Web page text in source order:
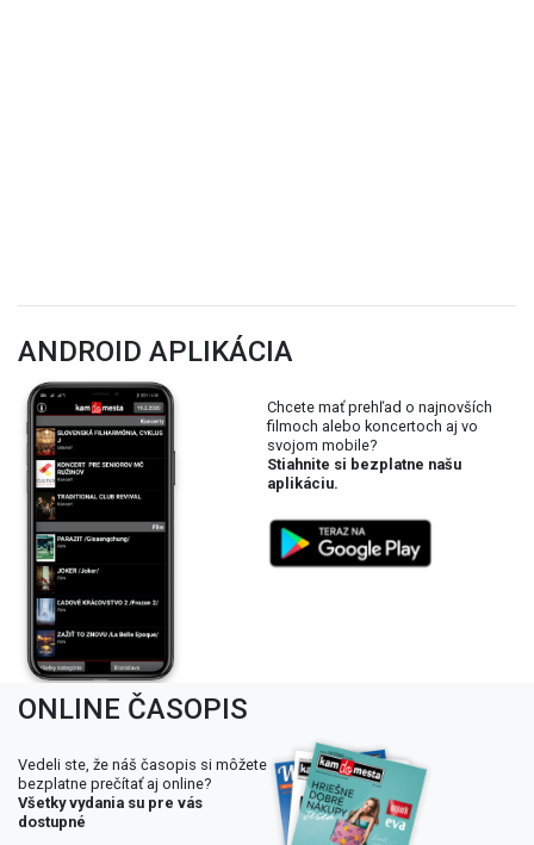
ANDROID APLIKÁCIA
Chcete mať prehľad o najnovších
filmoch alebo koncertoch aj vo
svojom mobile?
Stiahnite si bezplatne našu
aplikáciu.
ONLINE ČASOPIS
Vedeli ste, že náš časopis si môžete
bezplatne prečítať aj online?
Všetky vydania su pre vás
dostupné